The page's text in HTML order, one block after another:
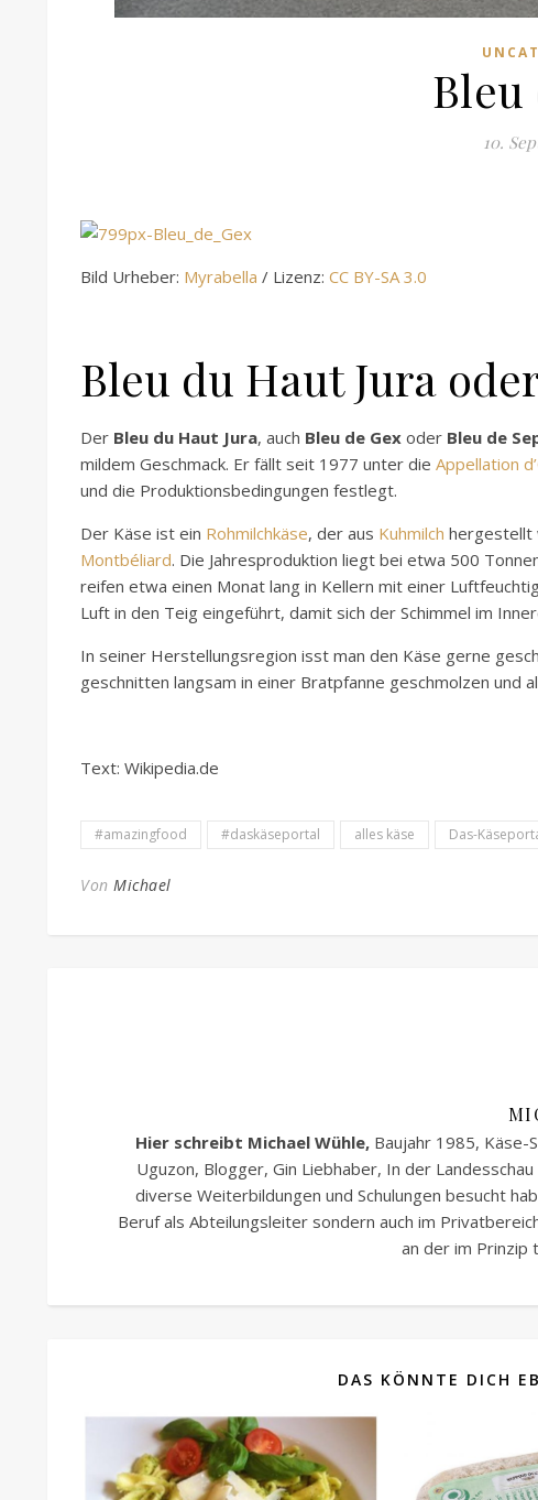
Bleu
10.
Bild Urheber: Myrabella / Lizenz: CC BY-SA 3.0
Bleu du Haut Jura
Der Bleu du Haut Jura, auch Bleu de Gex oder Bleu de
mildem Geschmack. Er fällt seit 1977 unter die Appellation
und die Produktionsbedingungen festlegt.
Der Käse ist ein Rohmilchkäse, der aus Kuhmilch hergestellt
Montbéliard. Die Jahresproduktion liegt bei etwa 500
reifen etwa einen Monat lang in Kellern mit einer
Luft in den Teig eingeführt, damit sich der Schimmel im
In seiner Herstellungsregion isst man den Käse gerne
geschnitten langsam in einer Bratpfanne geschmolzen und
Text: Wikipedia.de
#amazingfood #daskäseportal alles käse Das-
Von Michael
Hier schreibt Michael Wühle, Baujahr 1985, Käse-
Uguzon, Blogger, Gin Liebhaber, In der Landesschau
diverse Weiterbildungen und Schulungen besucht
Beruf als Abteilungsleiter sondern auch im
an der im Prinzip
DAS KÖNNTE DICH